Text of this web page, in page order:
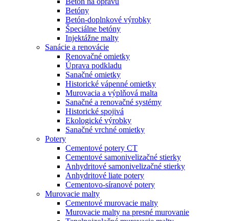
Betóny
Betón-doplnkové výrobky
Špeciálne betóny
Injektážne malty
Sanácie a renovácie
Renovačné omietky
Úprava podkladu
Sanačné omietky
Historické vápenné omietky
Murovacia a výplňová malta
Sanačné a renovačné systémy
Historické spojivá
Ekologické výrobky
Sanačné vrchné omietky
Potery
Cementové potery CT
Cementové samonivelizačné stierky
Anhydritové samonivelizačné stierky
Anhydritové liate potery
Cementovo-síranové potery
Murovacie malty
Cementové murovacie malty
Murovacie malty na presné murovanie